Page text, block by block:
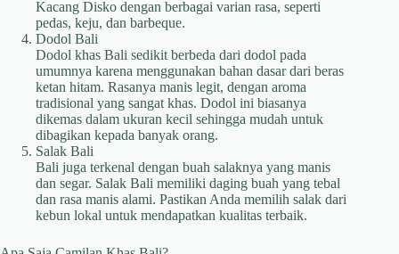
Kacang Disko dengan berbagai varian rasa, seperti
pedas, keju, dan barbeque.
Dodol Bali
Dodol khas Bali sedikit berbeda dari dodol pada
umumnya karena menggunakan bahan dasar dari beras
ketan hitam. Rasanya manis legit, dengan aroma
tradisional yang sangat khas. Dodol ini biasanya
dikemas dalam ukuran kecil sehingga mudah untuk
dibagikan kepada banyak orang.
Salak Bali
Bali juga terkenal dengan buah salaknya yang manis
dan segar. Salak Bali memiliki daging buah yang tebal
dan rasa manis alami. Pastikan Anda memilih salak dari
kebun lokal untuk mendapatkan kualitas terbaik.